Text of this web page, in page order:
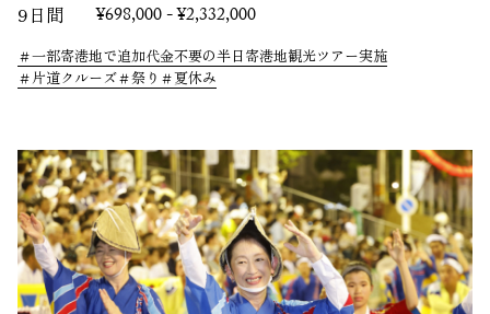
9日間
¥698,000 - ¥2,332,000
一部寄港地で追加代金不要の半日寄港地観光ツアー実施
片道クルーズ
祭り 夏休み